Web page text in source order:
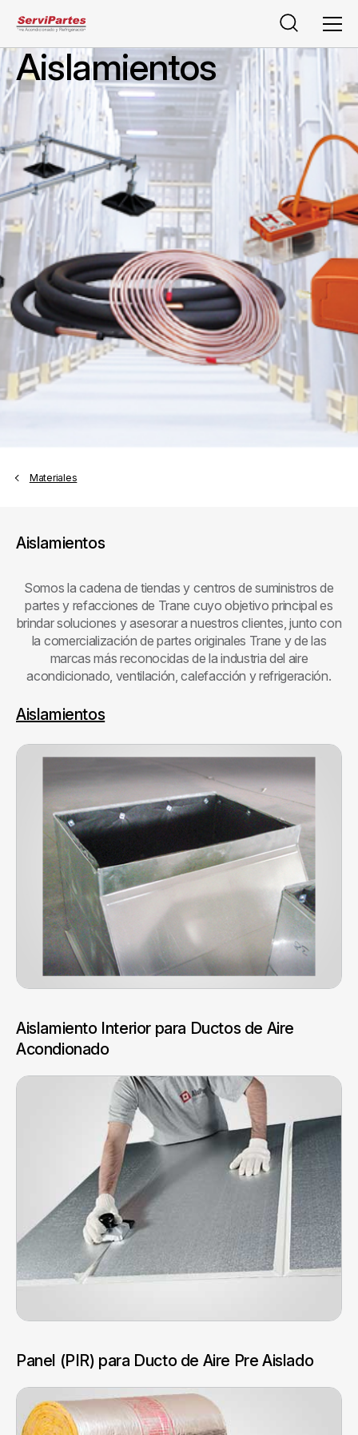
Buscar
Aislamientos
Materiales
Aislamientos
Somos la cadena de tiendas y centros de suministros de
partes y refacciones de Trane cuyo objetivo principal es
brindar soluciones y asesorar a nuestros clientes, junto con
la comercialización de partes originales Trane y de las
marcas más reconocidas de la industria del aire
acondicionado, ventilación, calefacción y refrigeración.
Aislamientos
Aislamiento Interior para Ductos de Aire
Acondionado
Panel (PIR) para Ducto de Aire Pre Aislado